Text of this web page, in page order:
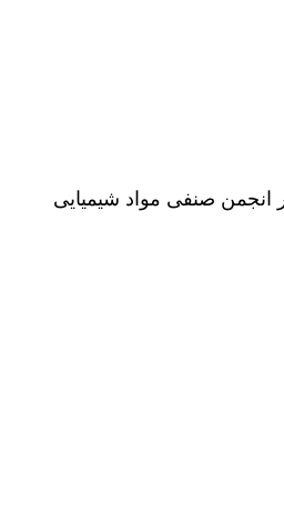
صنفی مواد شیمیایی